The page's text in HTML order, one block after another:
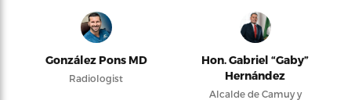
González Pons MD
Radiologist
Hon. Gabriel “Gaby”
Hernández
Alcalde de Camuy y